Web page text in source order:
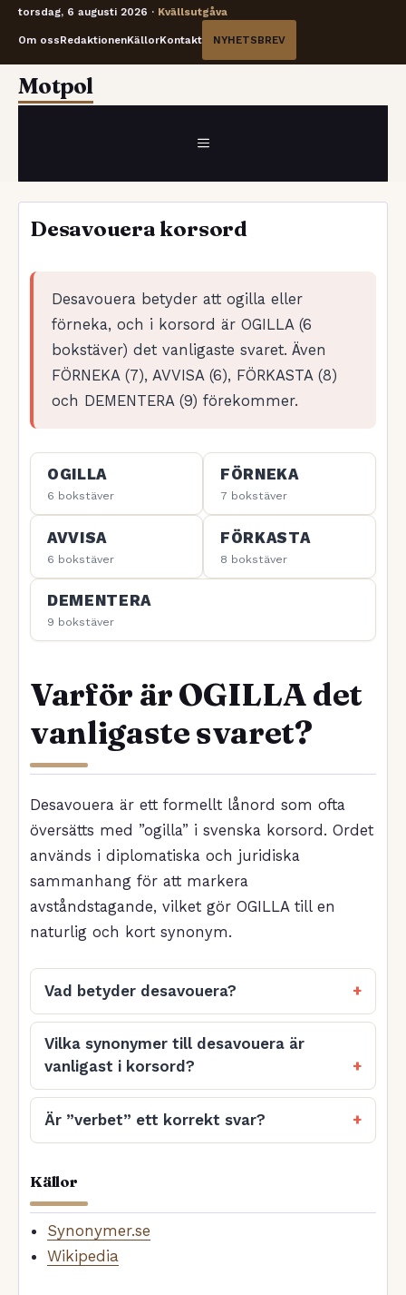
torsdag, 6 augusti 2026 · Kvällsutgåva
Om ossRedaktionenKällorKontakt NYHETSBREV
HoppaMotpol
MENY
Desavouera korsord
Desavouera betyder att ogilla eller
förneka, och i korsord är OGILLA (6
bokstäver) det vanligaste svaret. Även
FÖRNEKA (7), AVVISA (6), FÖRKASTA (8)
och DEMENTERA (9) förekommer.
OGILLA
6 bokstäver
FÖRNEKA
7 bokstäver
AVVISA
6 bokstäver
FÖRKASTA
8 bokstäver
DEMENTERA
9 bokstäver
Varför är OGILLA det
vanligaste svaret?
Desavouera är ett formellt lånord som ofta
översätts med ”ogilla” i svenska korsord. Ordet
används i diplomatiska och juridiska
sammanhang för att markera
avståndstagande, vilket gör OGILLA till en
naturlig och kort synonym.
Vad betyder desavouera?
Vilka synonymer till desavouera är
vanligast i korsord?
Är ”verbet” ett korrekt svar?
Källor
Synonymer.se
Wikipedia